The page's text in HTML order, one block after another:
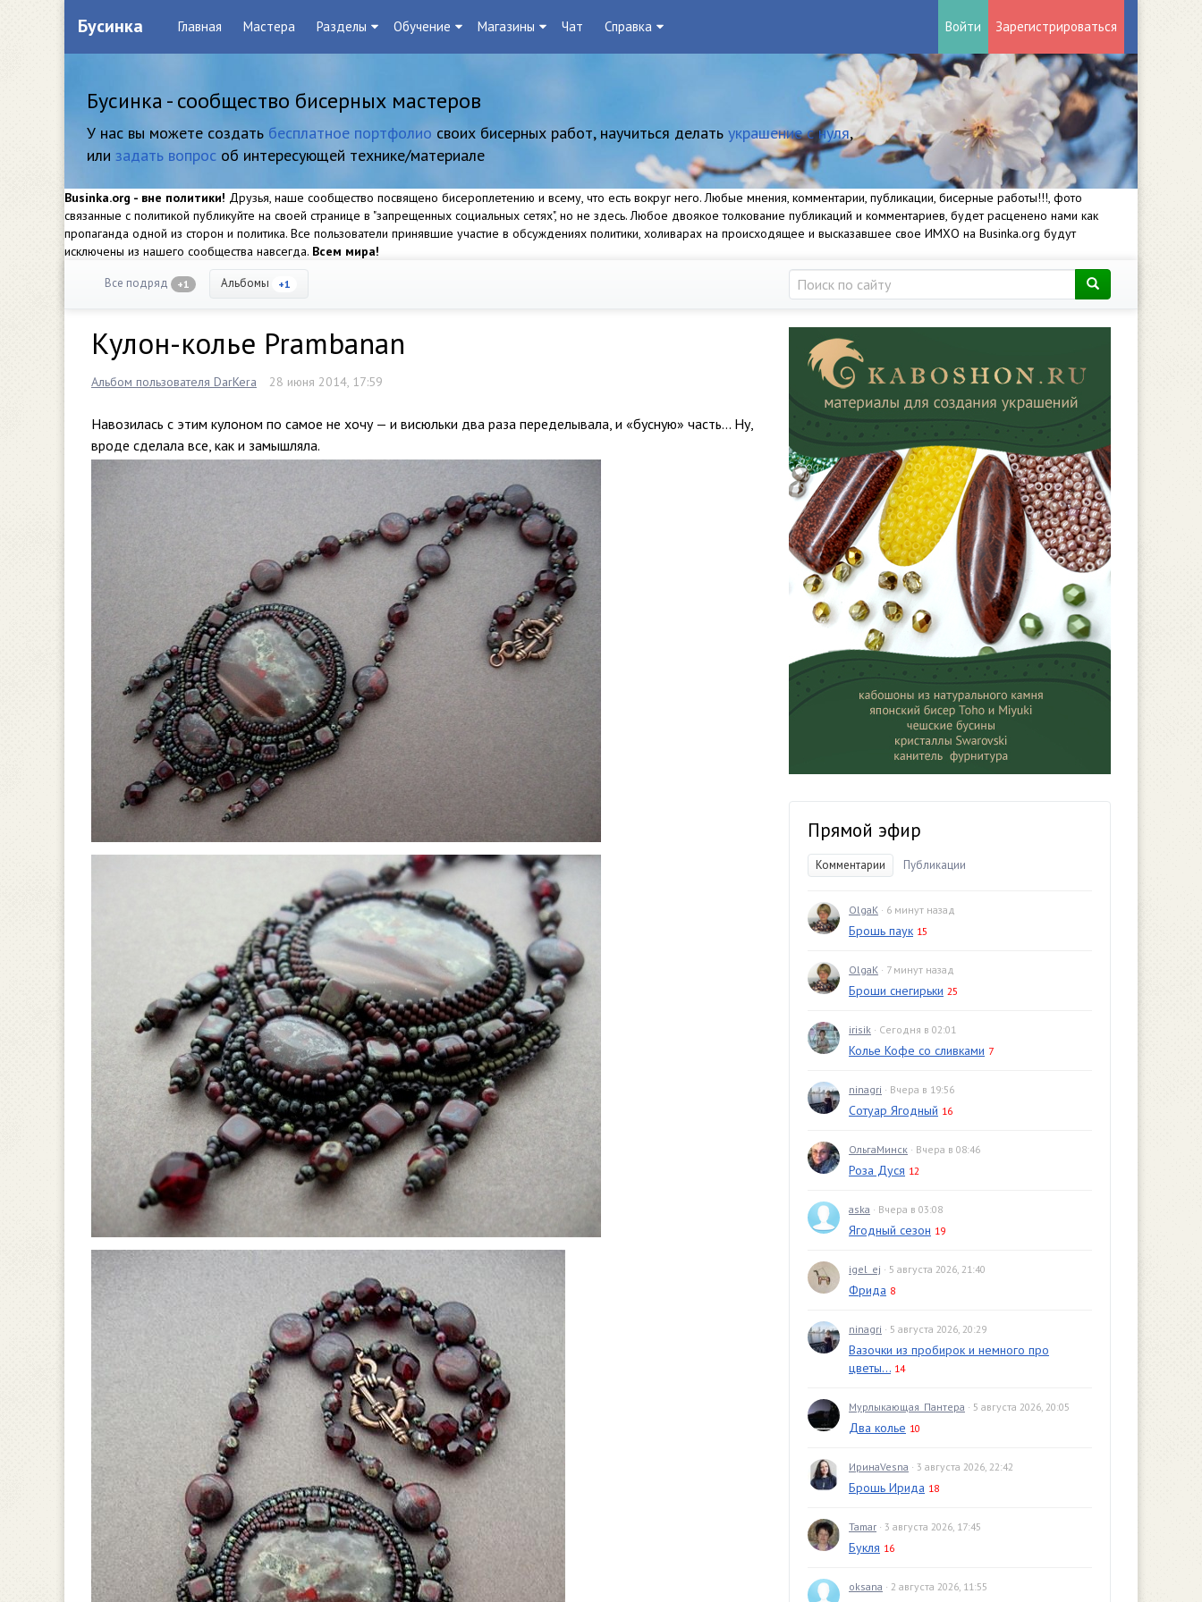
Бусинка Главная Мастера Разделы Обучение Магазины Чат Справка Войти Зарегистрироваться
Бусинка - сообщество бисерных мастеров
У нас вы можете создать бесплатное портфолио своих бисерных работ, научиться делать украшение с нуля,
или задать вопрос об интересующей технике/материале
Businka.org - вне политики! Друзья, наше сообщество посвящено бисероплетению и всему, что есть вокруг него. Любые мнения, комментарии, публикации, бисерные работы!!!, фото
связанные с политикой публикуйте на своей странице в "запрещенных социальных сетях", но не здесь. Любое двоякое толкование публикаций и комментариев, будет расценено нами как
пропаганда одной из сторон и политика. Все пользователи принявшие участие в обсуждениях политики, холиварах на происходящее и высказавшее свое ИМХО на Businka.org будут
исключены из нашего сообщества навсегда. Всем мира!
Все подряд +1 Альбомы +1
Кулон-колье Prambanan
Альбом пользователя DarKera 28 июня 2014, 17:59
Навозилась с этим кулоном по самое не хочу — и висюльки два раза переделывала, и «бусную» часть… Ну,
вроде сделала все, как и замышляла.
Прямой эфир
Комментарии Публикации
OlgaK · 6 минут назад
Брошь паук 15
OlgaK · 7 минут назад
Броши снегирьки 25
irisik · Сегодня в 02:01
Колье Кофе со сливками 7
ninagri · Вчера в 19:56
Сотуар Ягодный 16
ОльгаМинск · Вчера в 08:46
Роза Дуся 12
aska · Вчера в 03:08
Ягодный сезон 19
igel_ej · 5 августа 2026, 21:40
Фрида 8
ninagri · 5 августа 2026, 20:29
Вазочки из пробирок и немного про
цветы... 14
Мурлыкающая_Пантера · 5 августа 2026, 20:05
Два колье 10
ИринаVesna · 3 августа 2026, 22:42
Брошь Ирида 18
Tamar · 3 августа 2026, 17:45
Букля 16
oksana · 2 августа 2026, 11:55